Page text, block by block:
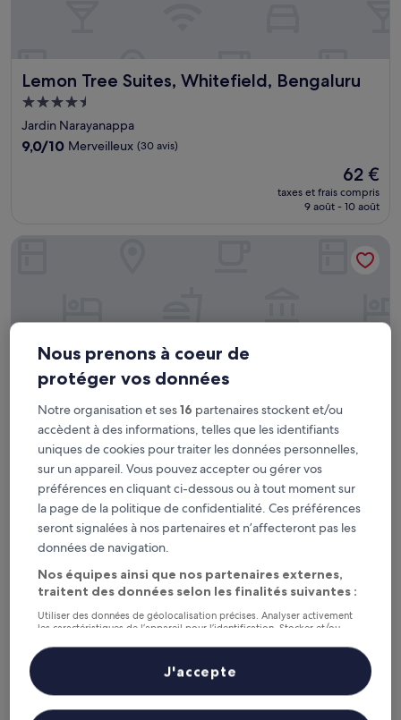
Lemon Tree Suites, Whitefield, Bengaluru
Lemon Tree Suites, Whitefield, Bengaluru
Hébergement
4.5 étoiles
Jardin Narayanappa
9.0
9,0/10 Merveilleux (30 avis)
Le
nouveau
prix
62 €
62 €
taxes et frais compris
9 août - 10 août
Suraksha Stay Whitefield
Suraksha Stay Whitefield
Hébergement
3.0 étoiles
Jardin Narayanappa
8.6
Excellent,
(4 avis)
8,6/10 Excellent (4 avis)
prix
est
de
taxes et frais compris
10 août - 11 août
Suraksha Stay Whitefield
Oakwood Residence Whitefield Bangalore
Nous prenons à coeur de
protéger vos données
Notre organisation et ses16 partenaires stockent et/ou
accèdent à des informations, telles que les identifiants
uniques de cookies pour traiter les données personnelles,
sur un appareil. Vous pouvez accepter ou gérer vos
préférences en cliquant ci-dessous ou à tout moment sur
la page de la politique de confidentialité. Ces préférences
seront signalées à nos partenaires et n’affecteront pas les
données de navigation.
Nos équipes ainsi que nos partenaires externes,
traitent des données selon les finalités suivantes :
Utiliser des données de géolocalisation précises. Analyser activement
les caractéristiques de l’appareil pour l’identification. Stocker et/ou
personnalisés, mesure de performance des publicités et du contenu,
études d’audience et développement de services.
Liste de nos partenaires (fournisseurs)
J'accepte